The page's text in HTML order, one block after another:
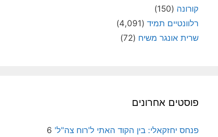
קורונה (150)
רלוונטיים תמיד (4,091)
שרית אונגר משיח (72)
פוסטים אחרונים
פנחס יחזקאלי: בין הקוד האתי ל'רוח צה"ל' 6